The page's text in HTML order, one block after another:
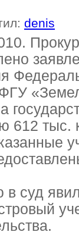
denis
612 тыс.
суд